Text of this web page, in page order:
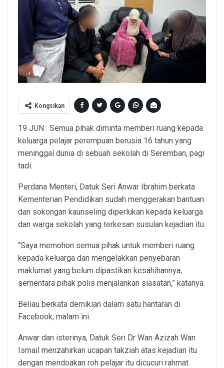
Kongsikan
19 JUN : Semua pihak diminta memberi ruang kepada
keluarga pelajar perempuan berusia 16 tahun yang
meninggal dunia di sebuah sekolah di Seremban, pagi
tadi.
Perdana Menteri, Datuk Seri Anwar Ibrahim berkata
Kementerian Pendidikan sudah menggerakan bantuan
dan sokongan kaunseling diperlukan kepada keluarga
dan warga sekolah yang terkesan susulan kejadian itu.
“Saya memohon semua pihak untuk memberi ruang
kepada keluarga dan mengelakkan penyebaran
maklumat yang belum dipastikan kesahihannya,
sementara pihak polis menjalankan siasatan,” katanya.
Beliau berkata demikian dalam satu hantaran di
Facebook, malam ini.
Anwar dan isterinya, Datuk Seri Dr Wan Azizah Wan
Ismail menzahirkan ucapan takziah atas kejadian itu
dengan mendoakan roh pelajar itu dicucuri rahmat.